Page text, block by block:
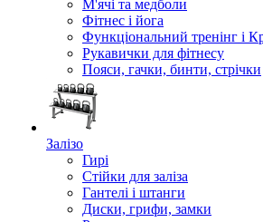
М'ячі та медболи
Фітнес і йога
Функціональний тренінг і
Рукавички для фітнесу
Пояси, гачки, бинти, стрічки
Залізо
Гирі
Стійки для заліза
Гантелі і штанги
Диски, грифи, замки